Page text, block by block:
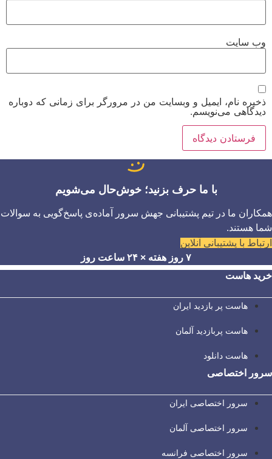
وب‌ سایت
ذخیره نام، ایمیل و وبسایت من در مرورگر برای زمانی که دوباره
دیدگاهی می‌نویسم.
با ما حرف بزنید؛ خوش‌حال می‌شویم
همکاران ما در تیم پشتیبانی جهش سرور آماده‌ی پاسخ‌گویی به سوالات
شما هستند.
ارتباط با پشتیبانی آنلاین
۷ روز هفته × ۲۴ ساعت روز
خرید هاست
هاست پر بازدید ایران
هاست پربازدید آلمان
هاست دانلود
سرور اختصاصی
سرور اختصاصی ایران
سرور اختصاصی آلمان
سرور اختصاصی فرانسه